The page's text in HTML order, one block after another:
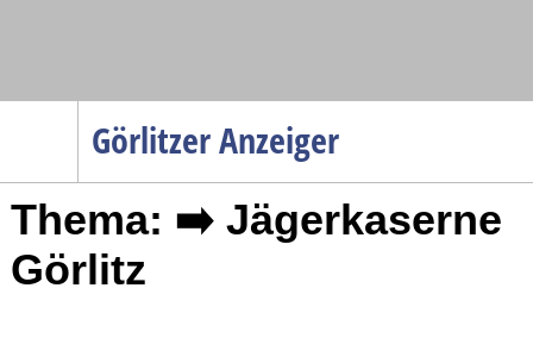
Görlitzer Anzeiger
Menüpunkte
Startseite
Gesellschaft
Thema: ➡️ Jägerkaserne
Görlitz